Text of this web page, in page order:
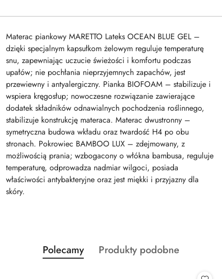
Materac piankowy MARETTO Lateks OCEAN BLUE GEL –
dzięki specjalnym kapsułkom żelowym reguluje temperaturę
snu, zapewniając uczucie świeżości i komfortu podczas
upałów; nie pochłania nieprzyjemnych zapachów, jest
przewiewny i antyalergiczny. Pianka BIOFOAM – stabilizuje i
wspiera kręgosłup; nowoczesne rozwiązanie zawierające
dodatek składników odnawialnych pochodzenia roślinnego,
stabilizuje konstrukcję materaca. Materac dwustronny –
symetryczna budowa wkładu oraz twardość H4 po obu
stronach. Pokrowiec BAMBOO LUX – zdejmowany, z
możliwością prania; wzbogacony o włókna bambusa, reguluje
temperaturę, odprowadza nadmiar wilgoci, posiada
właściwości antybakteryjne oraz jest miękki i przyjazny dla
skóry.
Pomiń karuzelę produktów
Produkty
o
Polecamy
Produkty
Produkty podobne